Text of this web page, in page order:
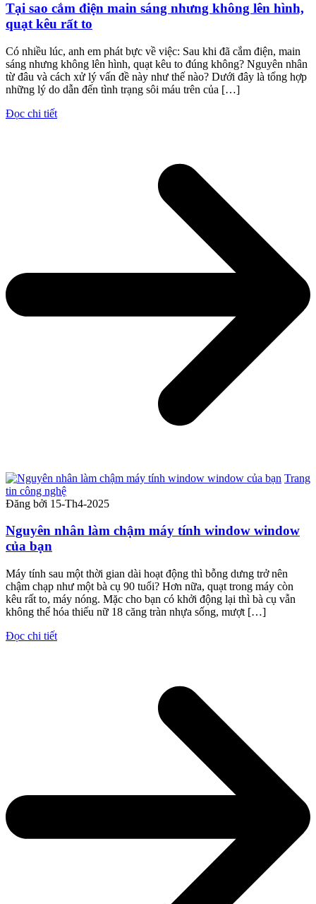
Tại sao cắm điện main sáng nhưng không lên hình,
quạt kêu rất to
Có nhiều lúc, anh em phát bực về việc: Sau khi đã cắm điện, main
sáng nhưng không lên hình, quạt kêu to đúng không? Nguyên nhân
từ đâu và cách xử lý vấn đề này như thế nào? Dưới đây là tổng hợp
những lý do dẫn đến tình trạng sôi máu trên của […]
Đọc chi tiết
Trang
tin công nghệ
Đăng bởi 15-Th4-2025
Nguyên nhân làm chậm máy tính window window
của bạn
Máy tính sau một thời gian dài hoạt động thì bỗng dưng trở nên
chậm chạp như một bà cụ 90 tuổi? Hơn nữa, quạt trong máy còn
kêu rất to, máy nóng. Mặc cho bạn có khởi động lại thì bà cụ vẫn
không thể hóa thiếu nữ 18 căng tràn nhựa sống, mượt […]
Đọc chi tiết